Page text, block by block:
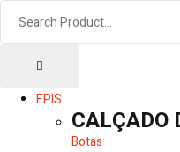
EPIS
CALÇADO
Botas